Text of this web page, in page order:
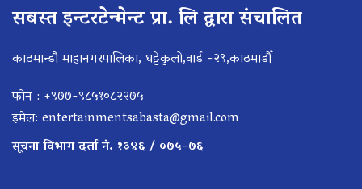
सबस्त इन्टरटेन्मेन्ट प्रा. लि द्वारा संचालित
काठमान्डौ माहानगरपालिका, घट्टेकुलो,वार्ड -२९,काठमाडौँ
फोन : +९७७-९८५१०८२२७५
इमेल: entertainmentsabasta@gmail.com
सूचना विभाग दर्ता नं. १३४६ / ०७५–७६